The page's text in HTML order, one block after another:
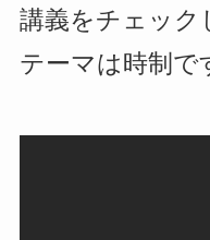
講義をチェック
テーマは時制で